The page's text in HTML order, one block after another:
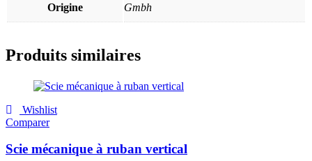
Origine Gmbh
Produits similaires
Wishlist
Comparer
Scie mécanique à ruban vertical